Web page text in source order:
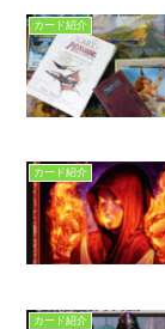
カード紹介
カード紹介
カード紹介